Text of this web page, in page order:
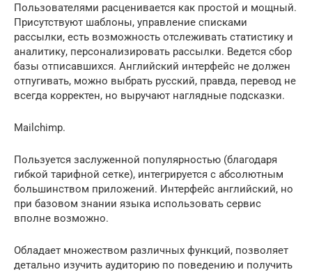
Пользователями расценивается как простой и мощный.
Присутствуют шаблоны, управление списками
рассылки, есть возможность отслеживать статистику и
аналитику, персонализировать рассылки. Ведется сбор
базы отписавшихся. Английский интерфейс не должен
отпугивать, можно выбрать русский, правда, перевод не
всегда корректен, но выручают наглядные подсказки.
Mailchimp.
Пользуется заслуженной популярностью (благодаря
гибкой тарифной сетке), интегрируется с абсолютным
большинством приложений. Интерфейс английский, но
при базовом знании языка использовать сервис
вполне возможно.
Обладает множеством различных функций, позволяет
детально изучить аудиторию по поведению и получить